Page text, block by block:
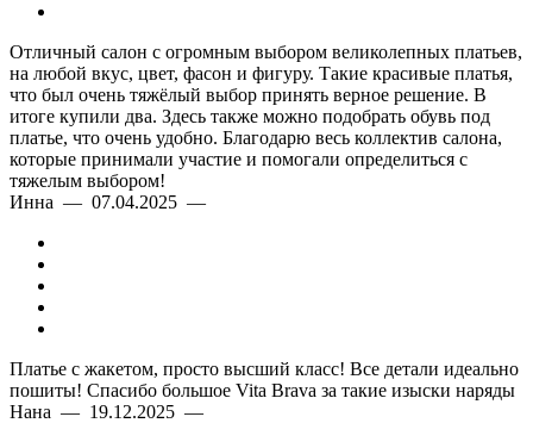
Отличный салон с огромным выбором великолепных платьев,
на любой вкус, цвет, фасон и фигуру. Такие красивые платья,
что был очень тяжёлый выбор принять верное решение. В
итоге купили два. Здесь также можно подобрать обувь под
платье, что очень удобно. Благодарю весь коллектив салона,
которые принимали участие и помогали определиться с
тяжелым выбором!
Инна — 07.04.2025 —
Платье с жакетом, просто высший класс! Все детали идеально
пошиты! Спасибо большое Vita Brava за такие изыски наряды
Нана — 19.12.2025 —